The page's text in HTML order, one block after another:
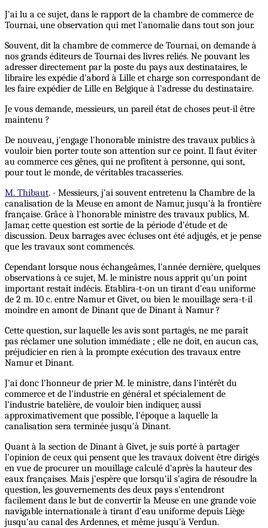
J'ai lu a ce sujet, dans le rapport de la chambre de commerce de
Tournai, une observation qui met l'anomalie dans tout son jour.
Souvent, dit la chambre de commerce de Tournai, on demande à
nos grands éditeurs de Tournai des livres reliés. Ne pouvant les
adresser directement par la poste du pays aux destinataires, le
libraire les expédie d'abord à Lille et charge son correspondant de
les faire expédier de Lille en Belgique à l'adresse du destinataire.
Je vous demande, messieurs, un pareil état de choses peut-il être
maintenu ?
De nouveau, j'engage l'honorable ministre des travaux publics à
vouloir bien porter toute son attention sur ce point. Il faut éviter
au commerce ces gênes, qui ne profitent à personne, qui sont,
pour tout le monde, de véritables tracasseries.
M. Thibaut. - Messieurs, j'ai souvent entretenu la Chambre de la
canalisation de la Meuse en amont de Namur, jusqu'à la frontière
française. Grâce à l'honorable ministre des travaux publics, M.
Jamar, cette question est sortie de la période d'étude et de
discussion. Deux barrages avec écluses ont été adjugés, et je pense
que les travaux sont commencés.
Cependant lorsque nous échangeâmes, l'année dernière, quelques
observations à ce sujet, M. le ministre nous apprit qu'un point
important restait indécis. Etablira-t-on un tirant d'eau uniforme
de 2 m. 10 c. entre Namur et Givet, ou bien le mouillage sera-t-il
moindre en amont de Dinant que de Dinant à Namur ?
Cette question, sur laquelle les avis sont partagés, ne me paraît
pas réclamer une solution immédiate ; elle ne doit, en aucun cas,
préjudicier en rien à la prompte exécution des travaux entre
Namur et Dinant.
J'ai donc l'honneur de prier M. le ministre, dans l'intérêt du
commerce et de l'industrie en général et spécialement de
l'industrie batelière, de vouloir bien indiquer, aussi
approximativement que possible, l'époque a laquelle la
canalisation sera terminée jusqu'à Dinant.
Quant à la section de Dinant à Givet, je suis porté à partager
l'opinion de ceux qui pensent que les travaux doivent être dirigés
en vue de procurer un mouillage calculé d'après la hauteur des
eaux françaises. Mais j'espère que lorsqu'il s'agira de résoudre la
question, les gouvernements des deux pays s'entendront
facilement dans le but de convertir la Meuse en une grande voie
navigable internationale à tirant d'eau uniforme depuis Liège
jusqu'au canal des Ardennes, et même jusqu'à Verdun.